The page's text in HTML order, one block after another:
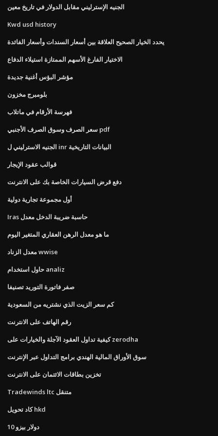
الجنيه الإسترليني مقابل الدولار في تاريخ معين
Kwd usd history
يحدد الخيار الصحيح العلاقة بين أسعار السندات وأسعار الفائدة
الاختيار الفارغ الأسهم الممتازة استيلاء الدفاع
مؤشر البؤس أغنية جديدة
بلومبرج مخزون
فهرسة الأرقام في ماتلاب
سعر الصرف وسوق الصرف الأجنبي pdf
الجنيه الاسترليني ل inr البيانات التاريخية
قوالب عقود الإيجار
دفع قرض السيارات الخاصة بك على الانترنت
أول مجموعة تجارية دولية
Iras حاسبة ضريبة الدخل معدل
ما هو معدل الرهن العقاري المتغير اليوم
معدل الزناد wwise
حاول استخدام analiz
صفر فاتورة التوريد تصنيفا
كم سعر الزيت الذي نشتريه من السعودية
رقم الهاتف على الانترنت
كيفية تداول العقود الآجلة والخيارات على zerodha
سوق الأوراق المالية الهندي برامج التداول عبر الإنترنت
تخزين بطاقات الائتمان على الانترنت
Tradewinds ltc متنقل
كاد تحويل hkd
دولار بيزو 10